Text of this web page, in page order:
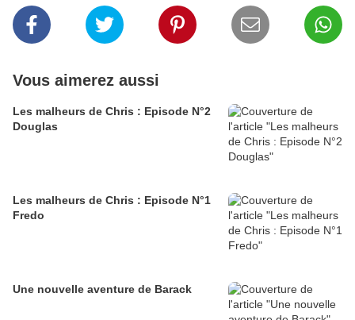
Vous aimerez aussi
Les malheurs de Chris : Episode N°2
Douglas
Les malheurs de Chris : Episode N°1
Fredo
Une nouvelle aventure de Barack